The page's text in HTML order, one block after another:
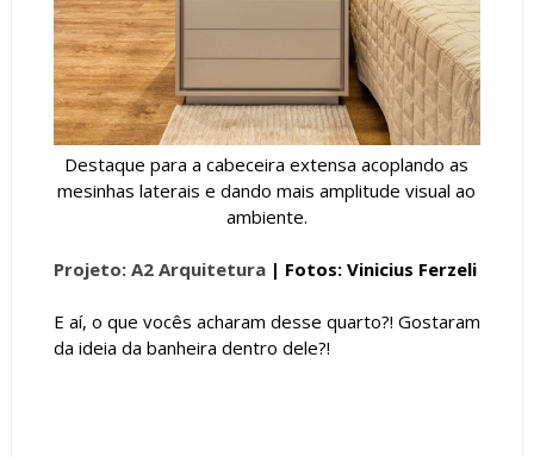
Destaque para a cabeceira extensa acoplando as
mesinhas laterais e dando mais amplitude visual ao
ambiente.
Projeto: A2 Arquitetura| Fotos: Vinicius Ferzeli
E aí, o que vocês acharam desse quarto?! Gostaram
da ideia da banheira dentro dele?!